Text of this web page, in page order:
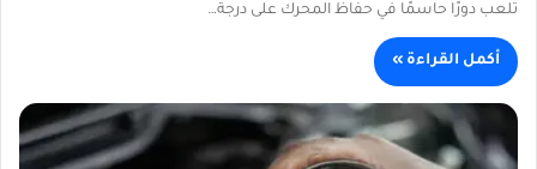
تلعب دورًا حاسمًا في حفاظ المحرك على درجة…
أكمل القراءة »